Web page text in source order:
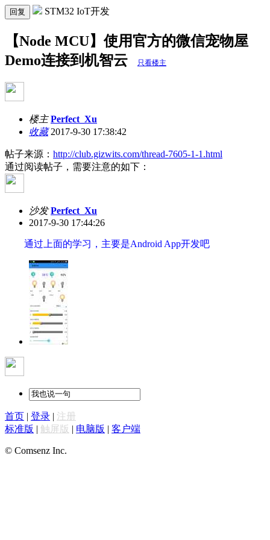
回复 STM32 IoT开发
【Node MCU】使用官方的微信宠物屋
Demo连接到机智云
只看楼主
楼主 Perfect_Xu
收藏2017-9-30 17:38:42
帖子来源： http://club.gizwits.com/thread-7605-1-1.html
通过阅读帖子，需要注意的如下：
沙发 Perfect_Xu
2017-9-30 17:44:26
通过上面的学习，主要是Android App开发吧
首页 | 登录 | 注册
标准版 | 触屏版 | 电脑版 | 客户端
© Comsenz Inc.